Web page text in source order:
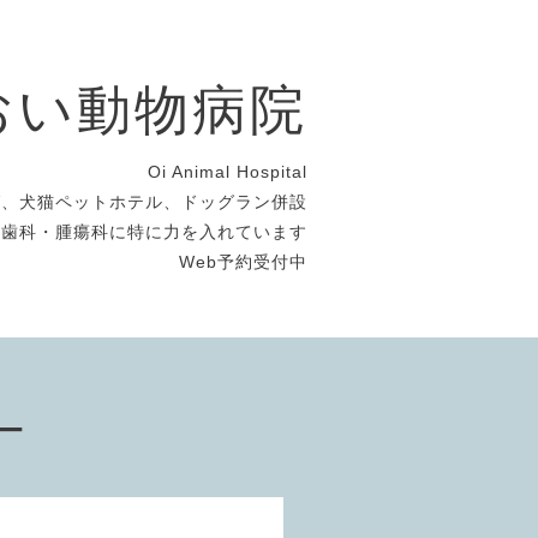
動物病院
Oi Animal Hospital
犬猫ペットホテル、ドッグラン併設
科・腫瘍科に特に力を入れています
Web予約受付中